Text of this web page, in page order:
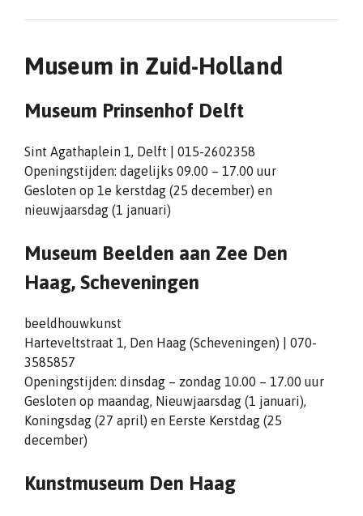
Museum in Zuid-Holland
Museum Prinsenhof Delft
Sint Agathaplein 1, Delft | 015-2602358
Openingstijden: dagelijks 09.00 – 17.00 uur
Gesloten op 1e kerstdag (25 december) en
nieuwjaarsdag (1 januari)
Museum Beelden aan Zee Den
Haag, Scheveningen
beeldhouwkunst
Harteveltstraat 1, Den Haag (Scheveningen) | 070-
3585857
Openingstijden: dinsdag – zondag 10.00 – 17.00 uur
Gesloten op maandag, Nieuwjaarsdag (1 januari),
Koningsdag (27 april) en Eerste Kerstdag (25
december)
Kunstmuseum Den Haag